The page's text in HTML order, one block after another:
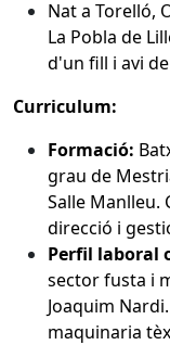
Nat a Torelló,
La Pobla de
d'un fill i avi
Curriculum:
Formació:
grau de
Salle Manlleu.
direcció i
Perfil laboral
sector fusta i
Joaquim
maquinaria